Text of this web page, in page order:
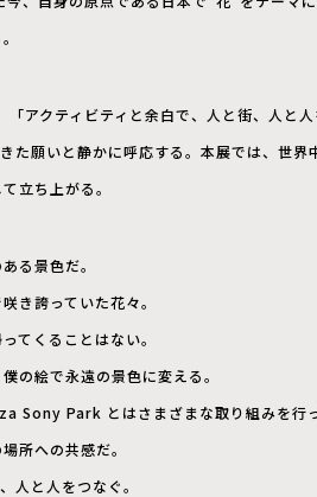
アクティビティと余白で、人と街、人と
た願いと静かに呼応する。本展では、世
立ち上がる。
る景色だ。
き誇っていた花々。
てくることはない。
の絵で永遠の景色に変える。
Sony Park とはさまざまな取り組みを行っ
所への共感だ。
人と人をつなぐ。